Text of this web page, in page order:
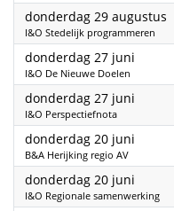
donderdag 29 augustus
I&O Stedelijk programmeren
donderdag 27 juni
I&O De Nieuwe Doelen
donderdag 27 juni
I&O Perspectiefnota
donderdag 20 juni
B&A Herijking regio AV
donderdag 20 juni
I&O Regionale samenwerking